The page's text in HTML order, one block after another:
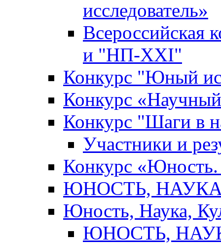
исследователь»
и "НП-XXI"
Конкурс "Юный
Конкурс
Конкурс "Шаги в
Участники и
Конкурс «Юность.
ЮНОСТЬ, НАУКА,
Юность, Наука,
ЮНОСТЬ,